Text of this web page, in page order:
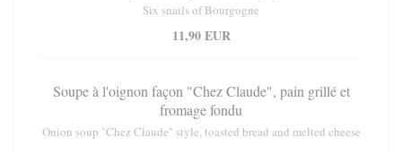
Six snails of Bourgogne
11,90 EUR
Soupe à l'oignon façon "Chez Claude", pain grillé et
fromage fondu
Onion soup "Chez Claude" style, toasted bread and melted cheese